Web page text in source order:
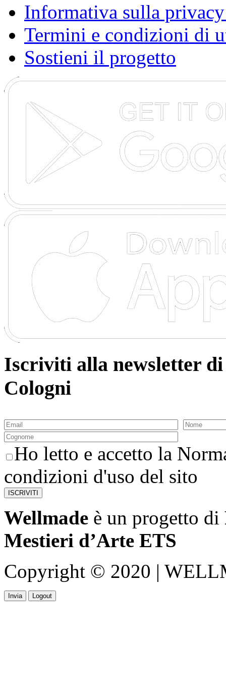
Informativa sulla
Termini e condizioni di
Sostieni il progetto
Iscriviti alla newsletter di
Cologni
Ho letto e accetto la
condizioni d'uso del sito
Wellmade è un progetto di
Mestieri d’Arte ETS
Copyright © 2020 |
Invia Logout